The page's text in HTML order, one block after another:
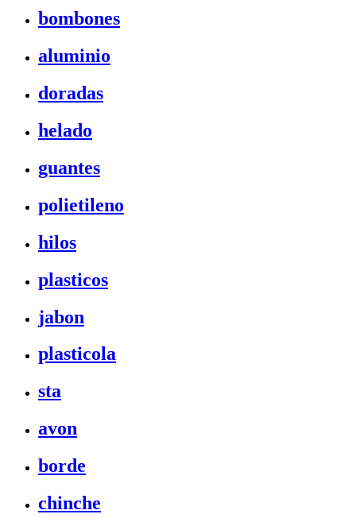
bombones
aluminio
doradas
helado
guantes
polietileno
hilos
plasticos
jabon
plasticola
sta
avon
borde
chinche